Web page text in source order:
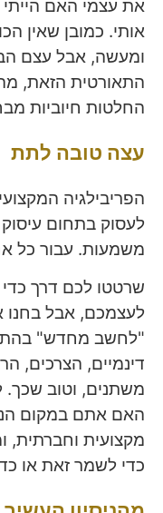
את עצמי האם
אותי. כמובן שאין
ומעשה, אבל עצם
התאורטית הזאת,
החלטות חיוביות
עצה טובה לתת
הפריבילגיה
לעסוק בתחום עיסוק
משמעות. עבור כל
שרטטו לכם דרך
לעצמכם, אבל
"לחשב מחדש"
דינמיים, הצרכים,
משתנים, וטוב
האם אתם במקום
מקצועית וחברתית,
כדי לשמר זאת או